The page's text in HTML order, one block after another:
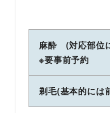
麻酔 (対応部位
※要事前予約
剃毛(基本的には